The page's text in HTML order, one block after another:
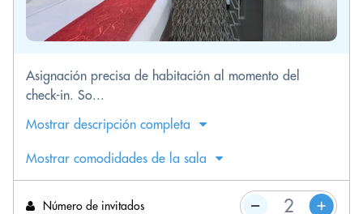
Asignación precisa de habitación al momento del
check-in. So...
Mostrar descripción completa
Mostrar comodidades de la sala
Número de invitados